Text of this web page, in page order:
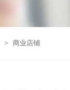
> 商业店铺